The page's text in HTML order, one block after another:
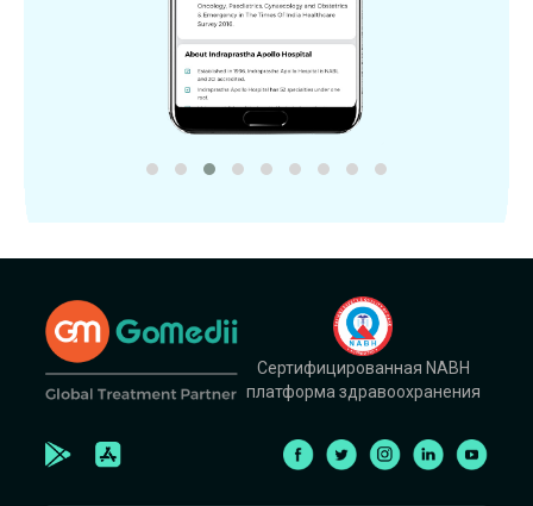
Сертифицированная NABH
платформа здравоохранения